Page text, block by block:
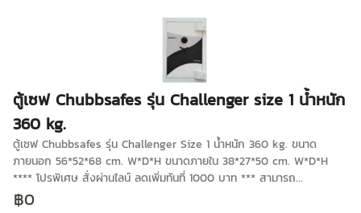
ตู้เซฟ Chubbsafes รุ่น Challenger size 1 น้ำหนัก
360 kg.
ตู้เซฟ Chubbsafes รุ่น Challenger Size 1 น้ำหนัก 360 kg. ขนาด
ภายนอก 56*52*68 cm. W*D*H ขนาดภายใน 38*27*50 cm. W*D*H
**** โปรพิเศษ สั่งผ่านไลน์ ลดเพิ่มทันที่ 1000 บาท *** สามารถ...
฿0